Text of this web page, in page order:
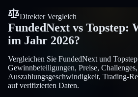
Direkter Vergleich
FundedNext vs Topstep:
im Jahr 2026?
Vergleichen Sie FundedNext und
Gewinnbeteiligungen, Preise, Challenges,
Auszahlungsgeschwindigkeit, Trading-
auf verifizierten Daten.